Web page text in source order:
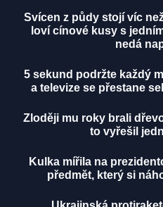
Svícen z půdy stojí víc
loví cínové kusy s
nedá
5 sekund podržte každý
a televize se přestane
Zloději mu roky brali
to vyřešil
Kulka mířila na
předmět, který si